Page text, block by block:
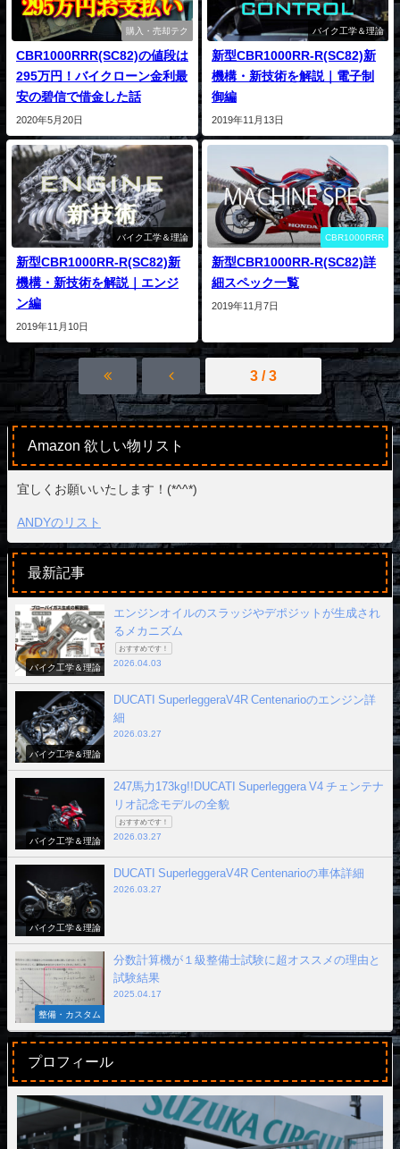
購入・売却テク
CBR1000RRR(SC82)の値段は
295万円！バイクローン金利最
安の碧信で借金した話
2020年5月20日
バイク工学＆理論
新型CBR1000RR-R(SC82)新
機構・新技術を解説｜電子制
御編
2019年11月13日
バイク工学＆理論
新型CBR1000RR-R(SC82)新
機構・新技術を解説｜エンジ
ン編
2019年11月10日
CBR1000RRR
新型CBR1000RR-R(SC82)詳
細スペック一覧
2019年11月7日
3 / 3
Amazon 欲しい物リスト
宜しくお願いいたします！(*^^*)
ANDYのリスト
最新記事
バイク工学＆理論
エンジンオイルのスラッジやデポジットが生成され
るメカニズム
おすすめです！
2026.04.03
バイク工学＆理論
DUCATI SuperleggeraV4R Centenarioのエンジン詳
細
2026.03.27
バイク工学＆理論
247馬力173kg!!DUCATI Superleggera V4 チェンテナ
リオ記念モデルの全貌
おすすめです！
2026.03.27
バイク工学＆理論
DUCATI SuperleggeraV4R Centenarioの車体詳細
2026.03.27
整備・カスタム
分数計算機が１級整備士試験に超オススメの理由と
試験結果
2025.04.17
プロフィール